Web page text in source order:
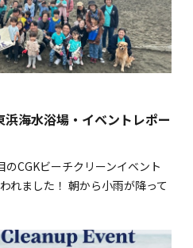
海水浴場・イベントレポー
CGKビーチクリーンイベント
れました！ 朝から小雨が降って